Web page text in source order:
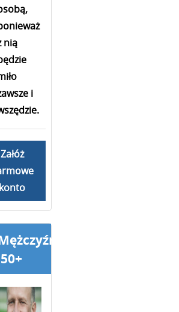
nią
i
Załóż
konto
50+